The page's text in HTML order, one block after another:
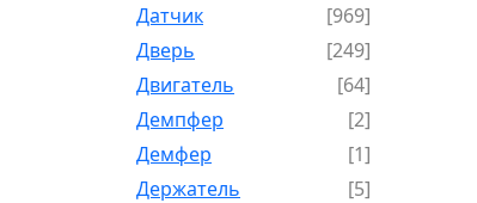
Датчик
[969]
Дверь
[249]
Двигатель
[64]
Демпфер
[2]
Демфер
[1]
Держатель
[5]